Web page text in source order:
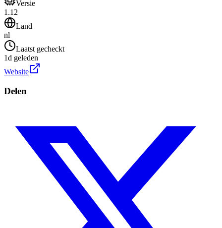
Versie
1.12
Land
nl
Laatst gecheckt
1d geleden
Website
Delen